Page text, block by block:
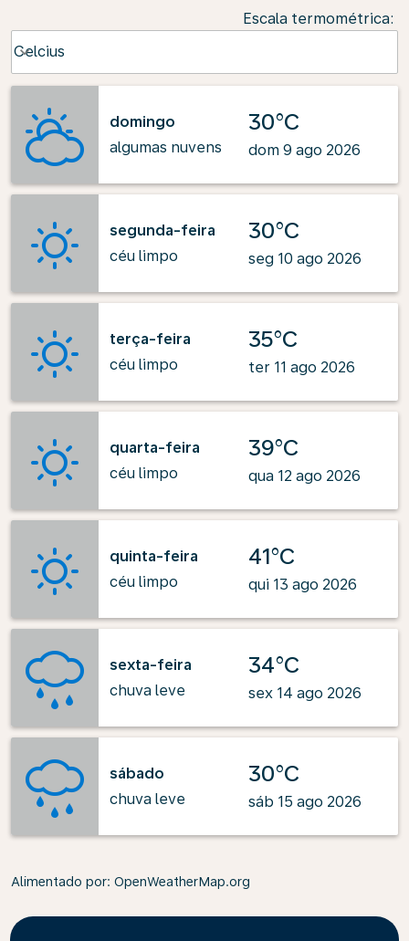
Escala termométrica:
Celcius
keyboard_arrow_down
domingo
algumas nuvens
30°C
dom 9 ago 2026
segunda-feira
céu limpo
30°C
seg 10 ago 2026
terça-feira
céu limpo
35°C
ter 11 ago 2026
quarta-feira
céu limpo
39°C
qua 12 ago 2026
quinta-feira
céu limpo
41°C
qui 13 ago 2026
sexta-feira
chuva leve
34°C
sex 14 ago 2026
sábado
chuva leve
30°C
sáb 15 ago 2026
Alimentado por: OpenWeatherMap.org